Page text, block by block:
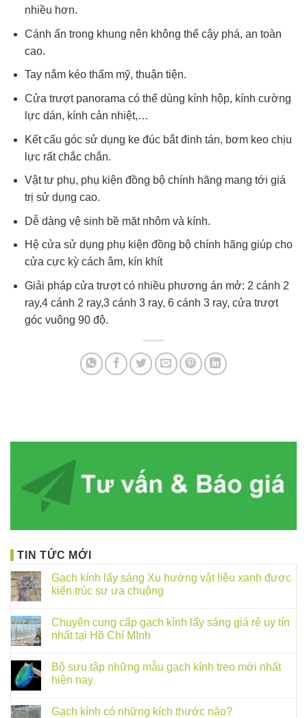
nhiều hơn.
Cánh ẩn trong khung nên không thể cậy phá, an toàn
cao.
Tay nắm kéo thẩm mỹ, thuận tiện.
Cửa trượt panorama có thể dùng kính hộp, kính cường
lực dán, kính cản nhiệt,…
Kết cấu góc sử dụng ke đúc bắt đinh tán, bơm keo chịu
lực rất chắc chắn.
Vật tư phụ, phụ kiện đồng bộ chính hãng mang tới giá
trị sử dụng cao.
Dễ dàng vệ sinh bề mặt nhôm và kính.
Hệ cửa sử dụng phụ kiện đồng bộ chính hãng giúp cho
cửa cực kỳ cách âm, kín khít
Giải pháp cửa trượt có nhiều phương án mở: 2 cánh 2
ray,4 cánh 2 ray,3 cánh 3 ray, 6 cánh 3 ray, cửa trượt
góc vuông 90 độ.
TIN TỨC MỚI
Gạch kính lấy sáng Xu hướng vật liệu xanh được
kiến trúc sư ưa chuộng
Chuyên cung cấp gạch kính lấy sáng giá rẻ uy tín
nhất tại Hồ Chí MInh
Bộ sưu tập những mẫu gạch kính treo mới nhất
hiện nay
Gạch kính có những kích thước nào?